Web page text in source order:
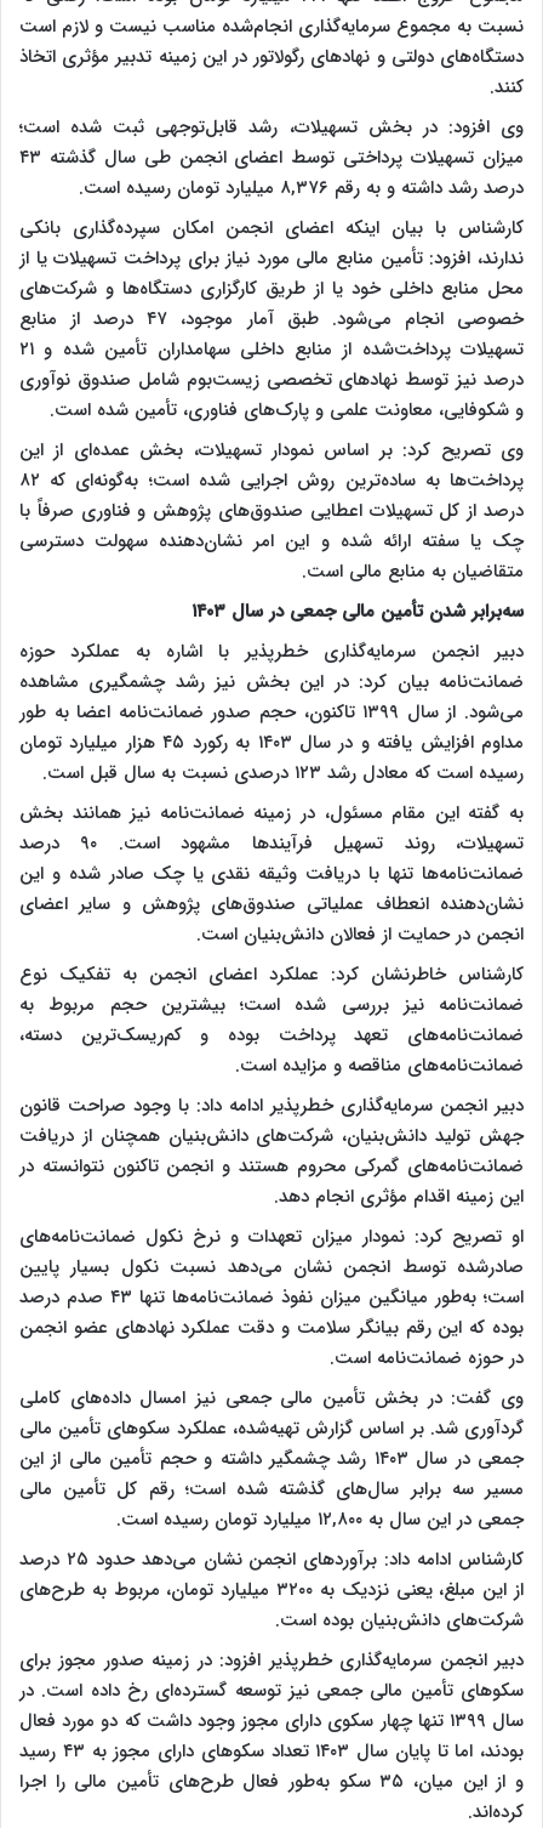
نسبت به مجموع سرمایه‌گذاری انجام‌شده مناسب نیست و لازم است
دستگاه‌های دولتی و نهادهای رگولاتور در این زمینه تدبیر مؤثری اتخاذ
کنند.
وی افزود: در بخش تسهیلات، رشد قابل‌توجهی ثبت شده است؛
میزان تسهیلات پرداختی توسط اعضای انجمن طی سال گذشته ۴۳
درصد رشد داشته و به رقم ۸,۳۷۶ میلیارد تومان رسیده است.
کارشناس با بیان اینکه اعضای انجمن امکان سپرده‌گذاری بانکی
ندارند، افزود: تأمین منابع مالی مورد نیاز برای پرداخت تسهیلات یا از
محل منابع داخلی خود یا از طریق کارگزاری دستگاه‌ها و شرکت‌های
خصوصی انجام می‌شود. طبق آمار موجود، ۴۷ درصد از منابع
تسهیلات پرداخت‌شده از منابع داخلی سهامداران تأمین شده و ۲۱
درصد نیز توسط نهادهای تخصصی زیست‌بوم شامل صندوق نوآوری
و شکوفایی، معاونت علمی و پارک‌های فناوری، تأمین شده است.
وی تصریح کرد: بر اساس نمودار تسهیلات، بخش عمده‌ای از این
پرداخت‌ها به ساده‌ترین روش اجرایی شده است؛ به‌گونه‌ای که ۸۲
درصد از کل تسهیلات اعطایی صندوق‌های پژوهش و فناوری صرفاً با
چک یا سفته ارائه شده و این امر نشان‌دهنده سهولت دسترسی
متقاضیان به منابع مالی است.
سه‌برابر شدن تأمین مالی جمعی در سال ۱۴۰۳
دبیر انجمن سرمایه‌گذاری خطرپذیر با اشاره به عملکرد حوزه
ضمانت‌نامه بیان کرد: در این بخش نیز رشد چشمگیری مشاهده
می‌شود. از سال ۱۳۹۹ تاکنون، حجم صدور ضمانت‌نامه اعضا به طور
مداوم افزایش یافته و در سال ۱۴۰۳ به رکورد ۴۵ هزار میلیارد تومان
رسیده است که معادل رشد ۱۲۳ درصدی نسبت به سال قبل است.
به گفته این مقام مسئول، در زمینه ضمانت‌نامه نیز همانند بخش
تسهیلات، روند تسهیل فرآیندها مشهود است. ۹۰ درصد
ضمانت‌نامه‌ها تنها با دریافت وثیقه نقدی یا چک صادر شده و این
نشان‌دهنده انعطاف عملیاتی صندوق‌های پژوهش و سایر اعضای
انجمن در حمایت از فعالان دانش‌بنیان است.
کارشناس خاطرنشان کرد: عملکرد اعضای انجمن به تفکیک نوع
ضمانت‌نامه نیز بررسی شده است؛ بیشترین حجم مربوط به
ضمانت‌نامه‌های تعهد پرداخت بوده و کم‌ریسک‌ترین دسته،
ضمانت‌نامه‌های مناقصه و مزایده است.
دبیر انجمن سرمایه‌گذاری خطرپذیر ادامه داد: با وجود صراحت قانون
جهش تولید دانش‌بنیان، شرکت‌های دانش‌بنیان همچنان از دریافت
ضمانت‌نامه‌های گمرکی محروم هستند و انجمن تاکنون نتوانسته در
این زمینه اقدام مؤثری انجام دهد.
او تصریح کرد: نمودار میزان تعهدات و نرخ نکول ضمانت‌نامه‌های
صادرشده توسط انجمن نشان می‌دهد نسبت نکول بسیار پایین
است؛ به‌طور میانگین میزان نفوذ ضمانت‌نامه‌ها تنها ۴۳ صدم درصد
بوده که این رقم بیانگر سلامت و دقت عملکرد نهادهای عضو انجمن
در حوزه ضمانت‌نامه است.
وی گفت: در بخش تأمین مالی جمعی نیز امسال داده‌های کاملی
گردآوری شد. بر اساس گزارش تهیه‌شده، عملکرد سکوهای تأمین مالی
جمعی در سال ۱۴۰۳ رشد چشمگیر داشته و حجم تأمین مالی از این
مسیر سه برابر سال‌های گذشته شده است؛ رقم کل تأمین مالی
جمعی در این سال به ۱۲,۸۰۰ میلیارد تومان رسیده است.
کارشناس ادامه داد: برآوردهای انجمن نشان می‌دهد حدود ۲۵ درصد
از این مبلغ، یعنی نزدیک به ۳۲۰۰ میلیارد تومان، مربوط به طرح‌های
شرکت‌های دانش‌بنیان بوده است.
دبیر انجمن سرمایه‌گذاری خطرپذیر افزود: در زمینه صدور مجوز برای
سکوهای تأمین مالی جمعی نیز توسعه گسترده‌ای رخ داده است. در
سال ۱۳۹۹ تنها چهار سکوی دارای مجوز وجود داشت که دو مورد فعال
بودند، اما تا پایان سال ۱۴۰۳ تعداد سکوهای دارای مجوز به ۴۳ رسید
و از این میان، ۳۵ سکو به‌طور فعال طرح‌های تأمین مالی را اجرا
کرده‌اند.